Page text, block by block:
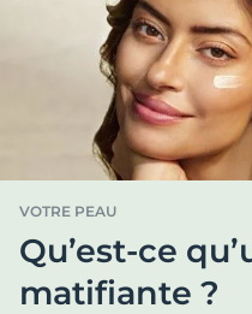
VOTRE PEAU
Qu’est-ce
matifiante ?